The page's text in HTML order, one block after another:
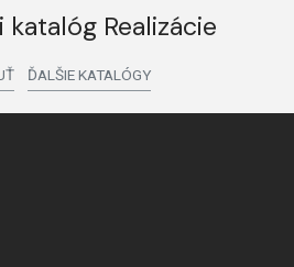
katalóg Realizácie
ĎALŠIE KATALÓGY